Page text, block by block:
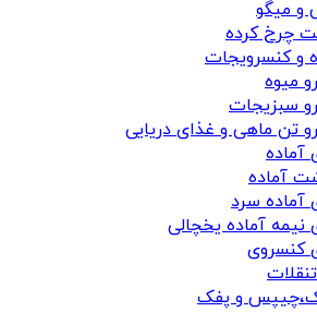
و میگو
چرخ کرده
و کنسرویجات
میوه
سبزیجات
تن ماهی و غذای دریایی
آماده
آماده
آماده سرد
نیمه آماده یخچالی
کنسروی
و پفک